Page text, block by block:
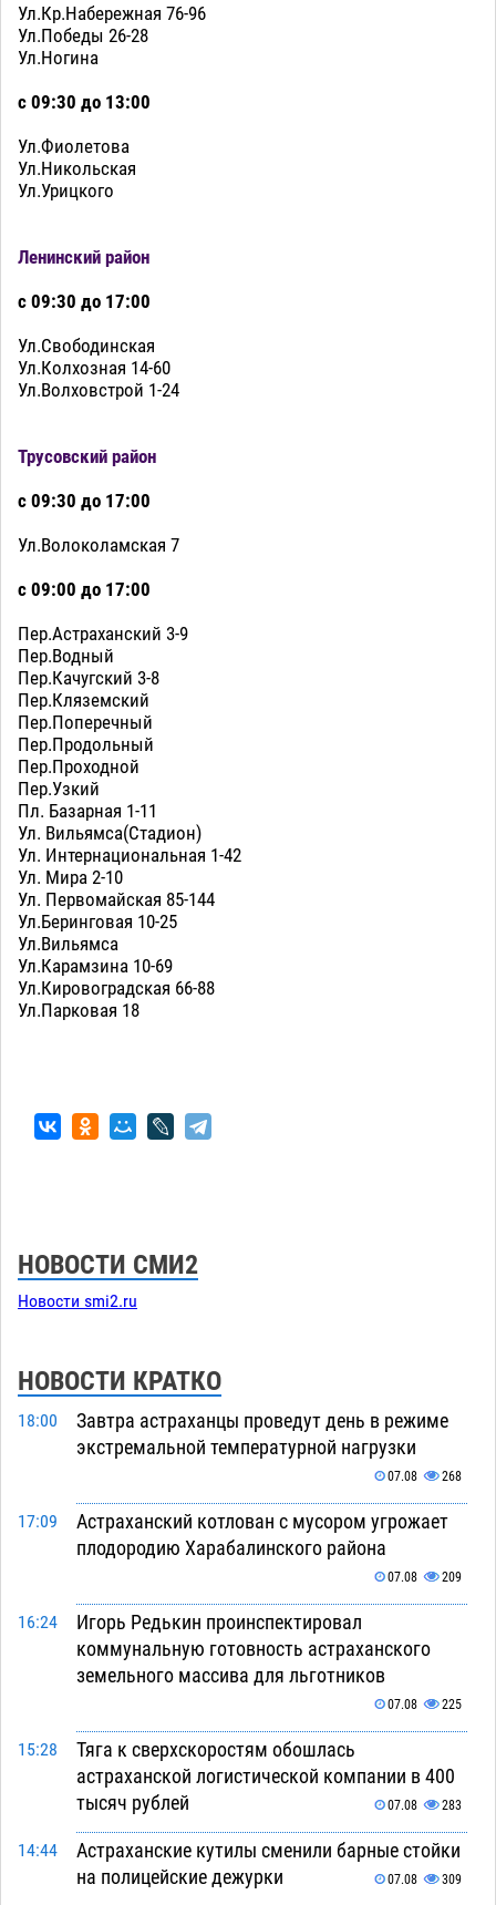
Ул.Кр.Набережная 76-96
Ул.Победы 26-28
Ул.Ногина
с 09:30 до 13:00
Ул.Фиолетова
Ул.Никольская
Ул.Урицкого
Ленинский район
с 09:30 до 17:00
Ул.Свободинская
Ул.Колхозная 14-60
Ул.Волховстрой 1-24
Трусовский район
с 09:30 до 17:00
Ул.Волоколамская 7
с 09:00 до 17:00
Пер.Астраханский 3-9
Пер.Водный
Пер.Качугский 3-8
Пер.Кляземский
Пер.Поперечный
Пер.Продольный
Пер.Проходной
Пер.Узкий
Пл. Базарная 1-11
Ул. Вильямса(Стадион)
Ул. Интернациональная 1-42
Ул. Мира 2-10
Ул. Первомайская 85-144
Ул.Беринговая 10-25
Ул.Вильямса
Ул.Карамзина 10-69
Ул.Кировоградская 66-88
Ул.Парковая 18
НОВОСТИ СМИ2
Новости smi2.ru
НОВОСТИ КРАТКО
18:00
Завтра астраханцы проведут день в режиме
экстремальной температурной нагрузки
07.08 268
17:09
Астраханский котлован с мусором угрожает
плодородию Харабалинского района
07.08 209
16:24
Игорь Редькин проинспектировал
коммунальную готовность астраханского
земельного массива для льготников
07.08 225
15:28
Тяга к сверхскоростям обошлась
астраханской логистической компании в 400
тысяч рублей
07.08 283
14:44
Астраханские кутилы сменили барные стойки
на полицейские дежурки
07.08 309